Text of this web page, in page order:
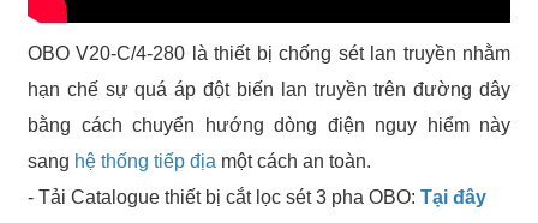
OBO V20-C/4-280 là thiết bị chống sét lan truyền nhằm
hạn chế sự quá áp đột biến lan truyền trên đường dây
bằng cách chuyển hướng dòng điện nguy hiểm này
sang hệ thống tiếp địa một cách an toàn.
- Tải Catalogue thiết bị cắt lọc sét 3 pha OBO: Tại đây